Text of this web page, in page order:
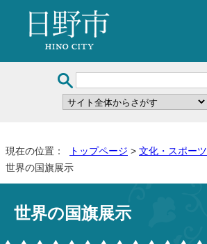
現在の位置： トップページ > 文化・スポーツ
世界の国旗展示
世界の国旗展示